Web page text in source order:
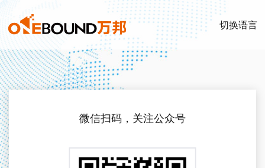
切换语言
微信扫码，关注公众号